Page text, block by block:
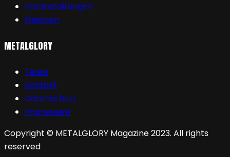
Veranstaltungen
Galerien
METALGLORY
Team
Kontakt
Datenschutz
Impressum
Copyright © METALGLORY Magazine 2023. All rights
reserved